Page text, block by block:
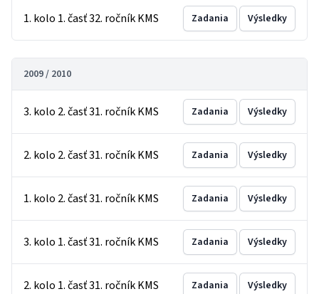
1. kolo 1. časť 32. ročník KMS Zadania Výsledky
2009 / 2010
3. kolo 2. časť 31. ročník KMS Zadania Výsledky
2. kolo 2. časť 31. ročník KMS Zadania Výsledky
1. kolo 2. časť 31. ročník KMS Zadania Výsledky
3. kolo 1. časť 31. ročník KMS Zadania Výsledky
2. kolo 1. časť 31. ročník KMS Zadania Výsledky